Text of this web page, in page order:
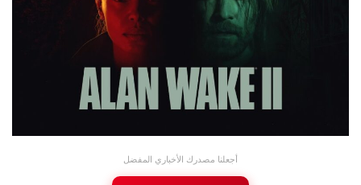
أجعلنا مصدرك الأخباري المفضل